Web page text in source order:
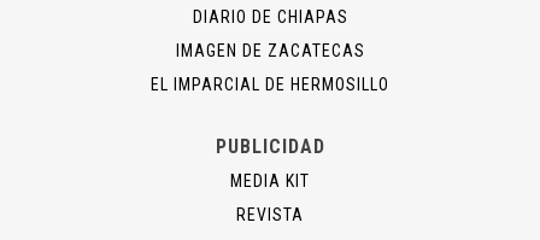
DIARIO DE CHIAPAS
IMAGEN DE ZACATECAS
EL IMPARCIAL DE HERMOSILLO
PUBLICIDAD
MEDIA KIT
REVISTA